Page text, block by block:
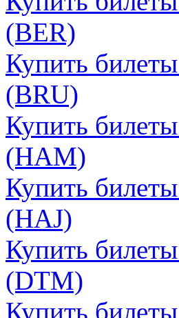
(BER)
Купить
(BRU)
Купить
(HAM)
Купить
(HAJ)
Купить
(DTM)
Купить